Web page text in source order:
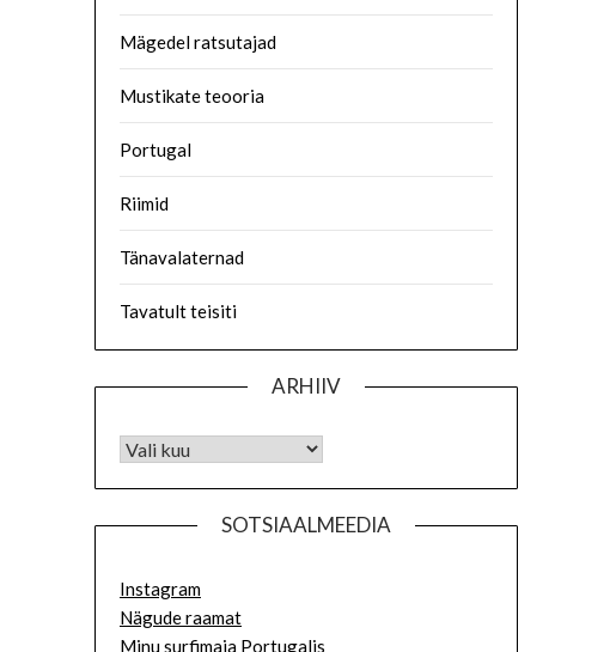
Mägedel ratsutajad
Mustikate teooria
Portugal
Riimid
Tänavalaternad
Tavatult teisiti
ARHIIV
SOTSIAALMEEDIA
Instagram
Nägude raamat
Minu surfimaja Portugalis